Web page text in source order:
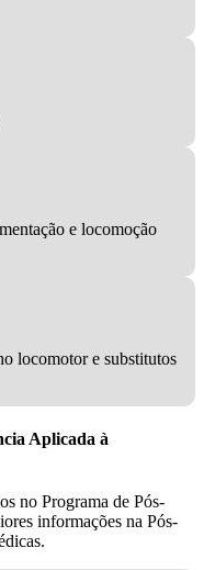
e locomoção
locomotor e substitutos
Aplicada à
no Programa de Pós-
informações na Pós-